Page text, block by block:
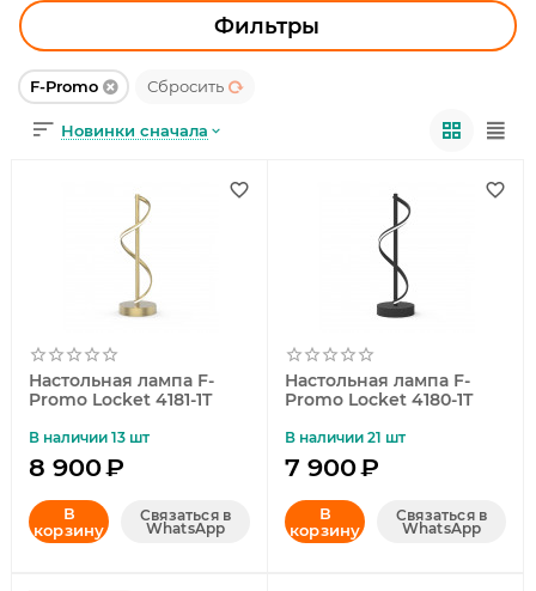
Фильтры
F-Promo Сбросить
Новинки сначала
Настольная лампа F-
Promo Locket 4181-1T
В наличии 13 шт
8 900₽
В
корзину
Связаться в
WhatsApp
Настольная лампа F-
Promo Locket 4180-1T
В наличии 21 шт
7 900₽
В
корзину
Связаться в
WhatsApp
ОФИСНОЕ ОСВЕЩЕНИЕ
СВЕТОДИОДНАЯ ПОДСВЕТКА
ЛАМПОЧКИ
КОМПЛЕКТУЮЩИЕ
ПРЕДМЕТЫ ИНТЕРЬЕРА
НОВОГОДНИЕ ТОВАРЫ